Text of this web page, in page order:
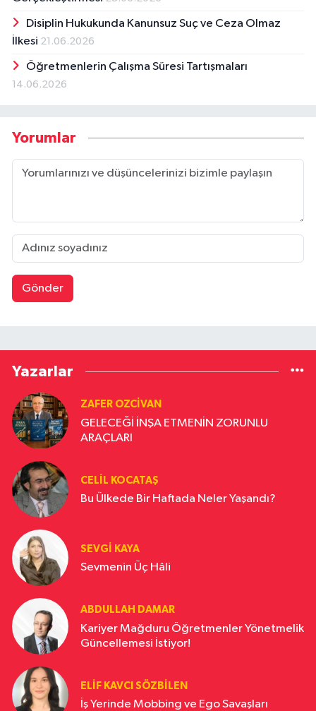
Disiplin Hukukunda Kanunsuz Suç ve Ceza Olmaz
İlkesi 21.06.2026
Öğretmenlerin Çalışma Süresi Tartışmaları
14.06.2026
Yorumlar
Gönder
Yazarlar
ZAFER OZCIVAN
GELECEĞİ İNŞA ETMENİN ZORUNLU
ARAÇLARI
CELIL KOCATAŞ
Bu Ülkede Bir Haftada Neler Yaşandı?
SEVGI KAYA
Sevmenin Üç Hâli
ABDULLAH DAMAR
Kariyer Mağduru Öğretmenler Yönetmelik
Güncellemesi İstiyor!
ELIF KAVCI SÖZBILEN
İş Yerinde Mobbing ve Ego Savaşları